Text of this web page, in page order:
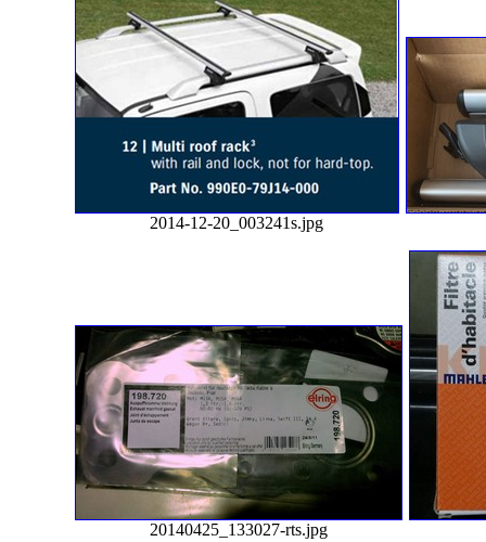
2014-12-20_003241s.jpg
20140425_133027-rts.jpg